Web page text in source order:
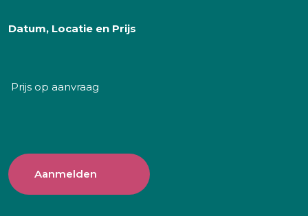
Datum, Locatie en Prijs
Prijs op aanvraag
Aanmelden